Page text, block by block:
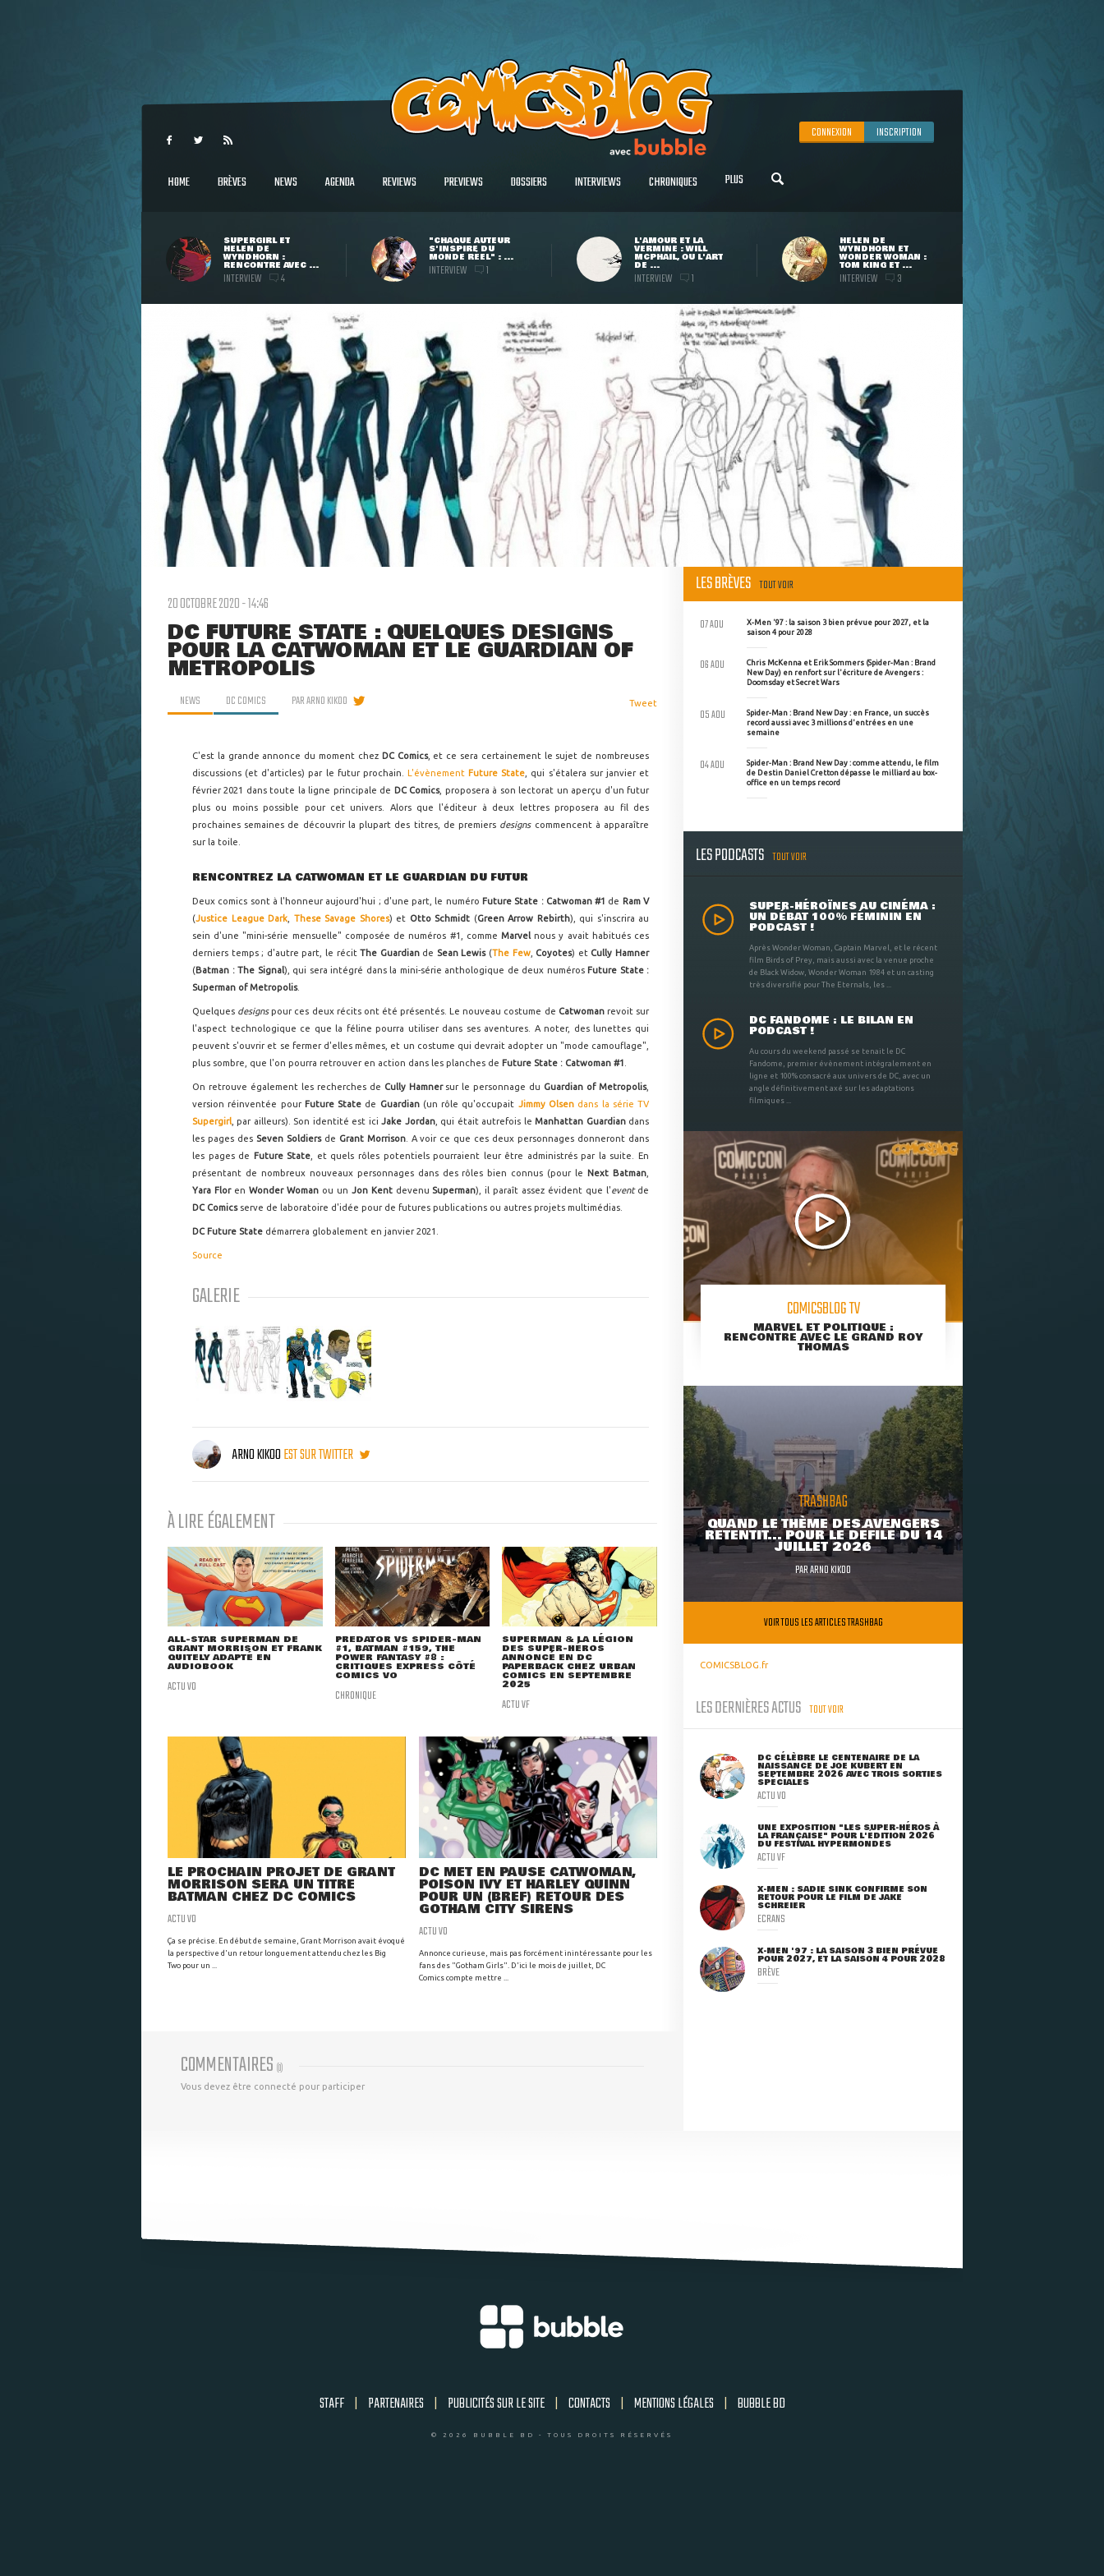
CONNEXION INSCRIPTION
HOME BRÈVES NEWS AGENDA REVIEWS PREVIEWS DOSSIERS INTERVIEWS CHRONIQUES PLUS
SUPERGIRL ET
HELEN DE
WYNDHORN :
RENCONTRE AVEC ...
INTERVIEW 4
"CHAQUE AUTEUR
S'INSPIRE DU
MONDE RÉEL" : ...
INTERVIEW 1
L'AMOUR ET LA
VERMINE : WILL
MCPHAIL, OU L'ART
DE ...
INTERVIEW 1
HELEN DE
WYNDHORN ET
WONDER WOMAN :
TOM KING ET ...
INTERVIEW 3
20 OCTOBRE 2020 - 14:46
DC FUTURE STATE : QUELQUES DESIGNS
POUR LA CATWOMAN ET LE GUARDIAN OF
METROPOLIS
NEWS DC COMICS PARARNO KIKOO Tweet
C'est la grande annonce du moment chez DC Comics, et ce sera certainement le sujet de nombreuses
discussions (et d'articles) par le futur prochain. L'évènement Future State , qui s'étalera sur janvier et
février 2021 dans toute la ligne principale de DC Comics, proposera à son lectorat un aperçu d'un futur
plus ou moins possible pour cet univers. Alors que l'éditeur à deux lettres proposera au fil des
prochaines semaines de découvrir la plupart des titres, de premiers designs commencent à apparaître
sur la toile.
RENCONTREZ LA CATWOMAN ET LE GUARDIAN DU FUTUR
Deux comics sont à l'honneur aujourd'hui ; d'une part, le numéro Future State : Catwoman #1 de Ram V
(Justice League Dark These Savage Shores) et Otto Schmidt (Green Arrow Rebirth), qui s'inscrira au
sein d'une "mini-série mensuelle" composée de numéros #1, comme Marvelnous y avait habitués ces
derniers temps ; d'autre part, le récitThe Guardian de Sean Lewis (The Few, Coyotes) et Cully Hamner
(Batman : The Signal), qui sera intégré dans la mini-série anthologique de deux numéros Future State :
Superman of Metropolis.
Quelques designspour ces deux récits ont été présentés. Le nouveau costume de Catwoman revoit sur
l'aspect technologique ce que la féline pourra utiliser dans ses aventures. A noter, des lunettes qui
peuvent s'ouvrir et se fermer d'elles mêmes, et un costume qui devrait adopter un "mode camouflage",
plus sombre, que l'on pourra retrouver en action dans les planches de Future State : Catwoman #1
On retrouve également les recherches de Cully Hamnersur le personnage du Guardian of Metropolis,
version réinventée pour Future State de Guardian (un rôle qu'occupait Jimmy Olsen dans la série TV
Supergirl , par ailleurs). Son identité est iciJake Jordan, qui était autrefois leManhattan Guardiandans
les pages des Seven Soldiers de Grant Morrison. A voir ce que ces deux personnages donneront dans
les pages de
Future State , et quels rôles potentiels pourraient leur être administrés par la suite. En
présentant de nombreux nouveaux personnages dans des rôles bien connus (pour le
Next Batman
Yara Flor en Wonder Woman ou un Jon Kent devenu Superman), il paraît assez évident que l'event de
DC Comics serve de laboratoire d'idée pour de futures publications ou autres projets multimédias.
DC Future State démarrera globalement en janvier 2021.
Source
GALERIE
ARNO KIKOOEST SUR TWITTER
À LIRE ÉGALEMENT
ALL-STAR SUPERMAN DE
GRANT MORRISON ET FRANK
QUITELY ADAPTÉ EN
AUDIOBOOK
ACTU VO
PREDATOR VS SPIDER-MAN
#1, BATMAN #159, THE
POWER FANTASY #8 :
CRITIQUES EXPRESS CÔTÉ
COMICS VO
CHRONIQUE
SUPERMAN & LA LÉGION
DES SUPER-HÉROS
ANNONCÉ EN DC
PAPERBACK CHEZ URBAN
COMICS EN SEPTEMBRE
2025
ACTU VF
LE PROCHAIN PROJET DE GRANT
MORRISON SERA UN TITRE
BATMAN CHEZ DC COMICS
ACTU VO
Ça se précise. En début de semaine, Grant Morrison avait évoqué
la perspective d'un retour longuement attendu chez les Big
Two pour un ...
DC MET EN PAUSE CATWOMAN,
POISON IVY ET HARLEY QUINN
POUR UN (BREF) RETOUR DES
GOTHAM CITY SIRENS
ACTU VO
Annonce curieuse, mais pas forcément inintéressante pour les
fans des "Gotham Girls". D'ici le mois de juillet, DC
Comics compte mettre ...
COMMENTAIRES (0)
Vous devez être connecté pour participer
LES BRÈVES TOUT VOIR
X-Men '97 : la saison 3 bien prévue pour 2027, et la
saison 4 pour 2028
07 AOU
Chris McKenna et Erik Sommers (Spider-Man : Brand
New Day) en renfort sur l'écriture de Avengers :
Doomsday et Secret Wars
06 AOU
Spider-Man : Brand New Day : en France, un succès
record aussi avec 3 millions d'entrées en une
semaine
05 AOU
Spider-Man : Brand New Day : comme attendu, le film
de Destin Daniel Cretton dépasse le milliard au box-
office en un temps record
04 AOU
LES PODCASTS TOUT VOIR
SUPER-HÉROÏNES AU CINÉMA :
UN DÉBAT 100% FÉMININ EN
PODCAST !
Après Wonder Woman, Captain Marvel, et le récent
film Birds of Prey, mais aussi avec la venue proche
de Black Widow, Wonder Woman 1984 et un casting
très diversifié pour The Eternals, les ...
DC FANDOME : LE BILAN EN
PODCAST !
Au cours du weekend passé se tenait le DC
Fandome, premier évènement intégralement en
ligne et 100% consacré aux univers de DC, avec un
angle définitivement axé sur les adaptations
filmiques ...
COMICSBLOG TV
MARVEL ET POLITIQUE :
RENCONTRE AVEC LE GRAND ROY
THOMAS
TRASHBAG
QUAND LE THÈME DES AVENGERS
RETENTIT... POUR LE DÉFILÉ DU 14
JUILLET 2026
PARARNO KIKOO
VOIR TOUS LES ARTICLES TRASHBAG
COMICSBLOG.fr
LES DERNIÈRES ACTUS TOUT VOIR
DC CÉLÈBRE LE CENTENAIRE DE LA
NAISSANCE DE JOE KUBERT EN
SEPTEMBRE 2026 AVEC TROIS SORTIES
SPÉCIALES
ACTU VO
UNE EXPOSITION "LES SUPER-HÉROS À
LA FRANÇAISE" POUR L'ÉDITION 2026
DU FESTIVAL HYPERMONDES
ACTU VF
X-MEN : SADIE SINK CONFIRME SON
RETOUR POUR LE FILM DE JAKE
SCHREIER
ECRANS
X-MEN '97 : LA SAISON 3 BIEN PRÉVUE
POUR 2027, ET LA SAISON 4 POUR 2028
BRÈVE
STAFF | PARTENAIRES | PUBLICITÉS SUR LE SITE | CONTACTS | MENTIONS LÉGALES | BUBBLE BD
© 2026 BUBBLE BD - TOUS DROITS RÉSERVÉS